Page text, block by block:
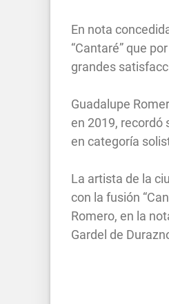
En nota
“Cantaré” que
grandes
Guadalupe
en 2019, recordó
en categoría
La artista de la
con la fusión
Romero, en la
Gardel de